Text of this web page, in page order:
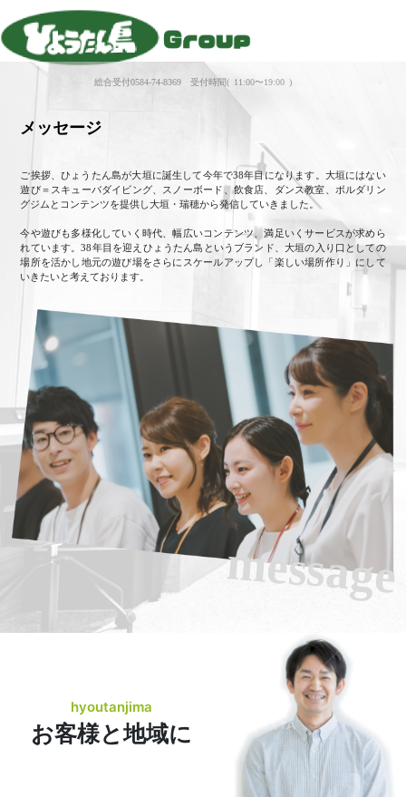
総合受付0584-74-8369 受付時間( 11:00〜19:00 )
メッセージ
ご挨拶、ひょうたん島が大垣に誕生して今年で38年目になります。大垣にはない
遊び＝スキューバダイビング、スノーボード、飲食店、ダンス教室、ボルダリン
グジムとコンテンツを提供し大垣・瑞穂から発信していきました。
今や遊びも多様化していく時代、幅広いコンテンツ、満足いくサービスが求めら
れています。38年目を迎えひょうたん島というブランド、大垣の入り口としての
場所を活かし地元の遊び場をさらにスケールアップし「楽しい場所作り」にして
いきたいと考えております。
message
hyoutanjima
お客様と地域に